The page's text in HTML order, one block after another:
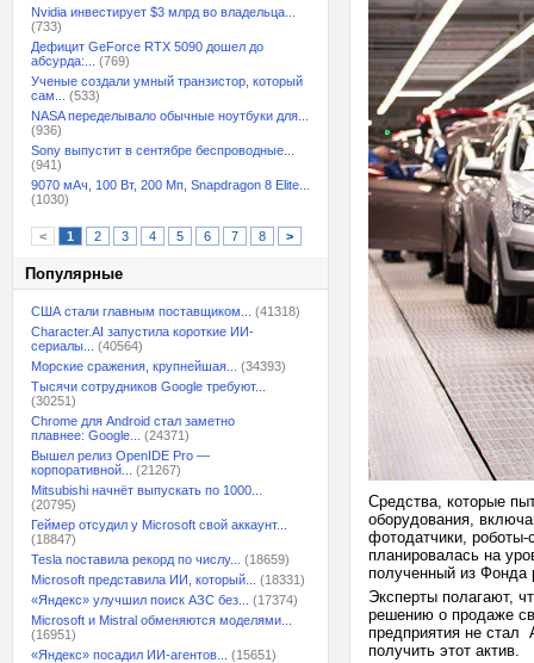
Nvidia инвестирует $3 млрд во владельца...
(733)
Дефицит GeForce RTX 5090 дошел до
абсурда:...
(769)
Ученые создали умный транзистор, который
сам...
(533)
NASA переделывало обычные ноутбуки для...
(936)
Sony выпустит в сентябре беспроводные...
(941)
9070 мАч, 100 Вт, 200 Мп, Snapdragon 8 Elite...
(1030)
< 1 2 3 4 5 6 7 8 >
Популярные
США стали главным поставщиком...
(41318)
Character.AI запустила короткие ИИ-
сериалы...
(40564)
Морские сражения, крупнейшая...
(34393)
Тысячи сотрудников Google требуют...
(30251)
Chrome для Android стал заметно
плавнее: Google...
(24371)
Вышел релиз OpenIDE Pro —
корпоративной...
(21267)
Mitsubishi начнёт выпускать по 1000...
(20795)
Геймер отсудил у Microsoft свой аккаунт...
(18847)
Tesla поставила рекорд по числу...
(18659)
Microsoft представила ИИ, который...
(18331)
«Яндекс» улучшил поиск АЗС без...
(17374)
Microsoft и Mistral обменяются моделями...
(16951)
«Яндекс» посадил ИИ-агентов...
(15651)
Средства, которые
оборудования,
фотодатчики,
планировалась на
полученный из
Эксперты полагают,
решению о продаже
предприятия не
получить этот актив.